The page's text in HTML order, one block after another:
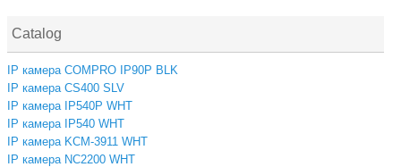
Catalog
IP камера COMPRO IP90P BLK
IP камера CS400 SLV
IP камера IP540P WHT
IP камера IP540 WHT
IP камера KCM-3911 WHT
IP камера NC2200 WHT